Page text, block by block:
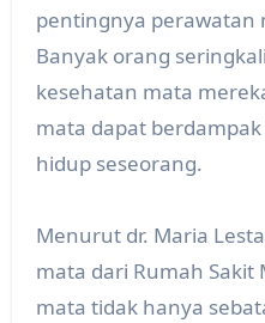
pentingnya perawatan
Banyak orang
kesehatan mata
mata dapat
hidup seseorang.
Menurut dr. Maria
mata dari Rumah Sakit
mata tidak hanya